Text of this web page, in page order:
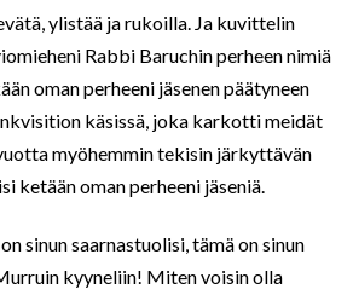
ylistää ja rukoilla. Ja kuvittelin
Rabbi Baruchin perheen nimiä
oman perheeni jäsenen päätyneen
käsissä, joka karkotti meidät
myöhemmin tekisin järkyttävän
ketään oman perheeni jäseniä.
sinun saarnastuolisi, tämä on sinun
kyyneliin! Miten voisin olla